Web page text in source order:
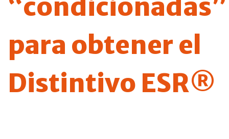
“condicionadas”
para obtener el
Distintivo ESR®